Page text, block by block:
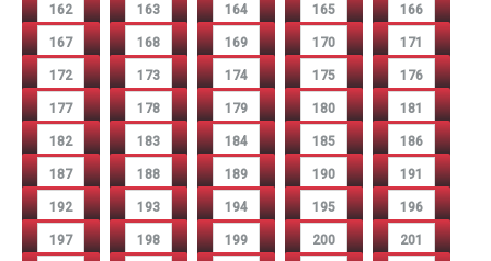
162 163 164 165 166
167 168 169 170 171
172 173 174 175 176
177 178 179 180 181
182 183 184 185 186
187 188 189 190 191
192 193 194 195 196
197 198 199 200 201